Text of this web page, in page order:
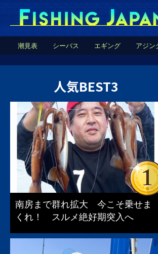
潮見表 シーバス エギング アジン
人気BEST3
南房まで群れ拡大 今こそ乗せま
くれ！ スルメ絶好期突入へ